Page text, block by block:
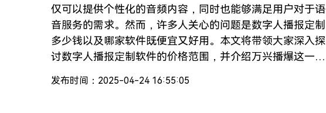
万兴天幕
一句话生成视频/图片/音乐
Wondershare SelfyzAI
让照片动起来
仅可以提供个性化的音频内容，同时也能够满足用户对于语
音服务的需求。然而，许多人关心的问题是数字人播报定制
多少钱以及哪家软件既便宜又好用。本文将带领大家深入探
讨数字人播报定制软件的价格范围，并介绍万兴播爆这一价
发布时间：2025-04-24 16:55:05